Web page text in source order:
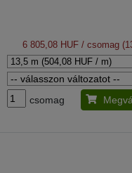
6 805,08 HUF / csomag
csomag